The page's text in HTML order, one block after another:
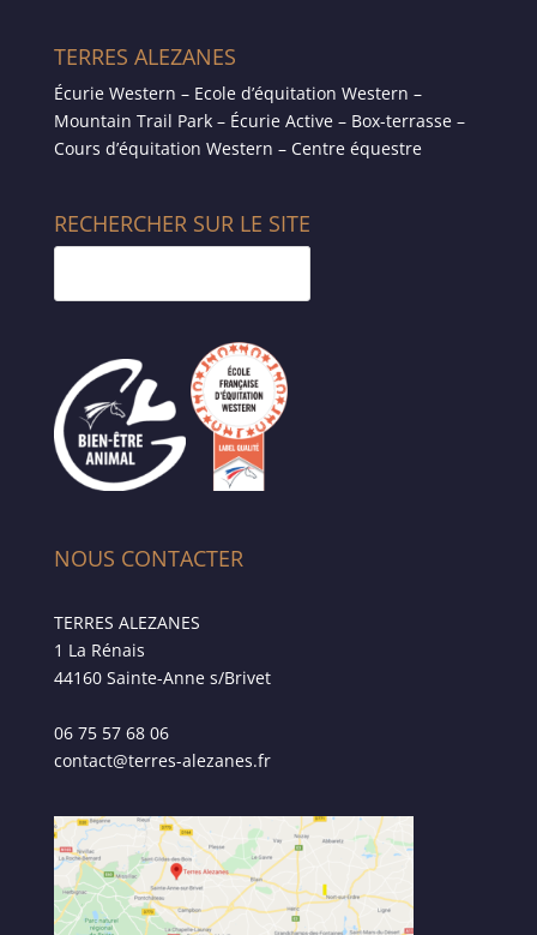
TERRES ALEZANES
Écurie Western – Ecole d’équitation Western –
Mountain Trail Park – Écurie Active – Box-terrasse –
Cours d’équitation Western – Centre équestre
RECHERCHER SUR LE SITE
NOUS CONTACTER
TERRES ALEZANES
1 La Rénais
44160 Sainte-Anne s/Brivet
06 75 57 68 06
contact@terres-alezanes.fr